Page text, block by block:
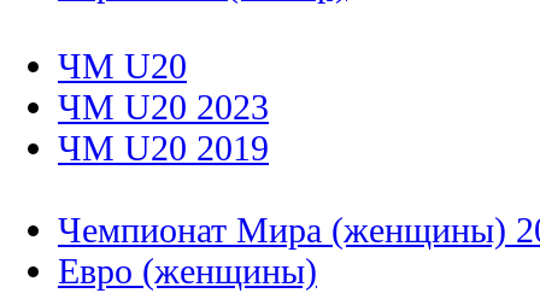
ЧМ U20
ЧМ U20 2023
ЧМ U20 2019
Чемпионат Мира (женщины)
Евро (женщины)